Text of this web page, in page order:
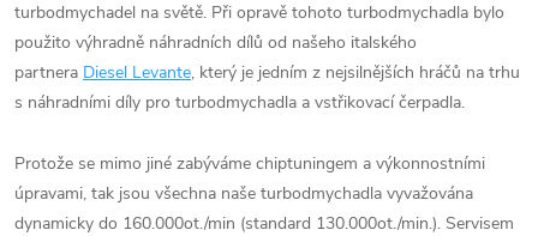
turbodmychadel na světě. Při opravě tohoto turbodmychadla bylo
použito výhradně náhradních dílů od našeho italského
partnera Diesel Levante, který je jedním z nejsilnějších hráčů na trhu
s náhradními díly pro turbodmychadla a vstřikovací čerpadla.
Protože se mimo jiné zabýváme chiptuningem a výkonnostními
úpravami, tak jsou všechna naše turbodmychadla vyvažována
dynamicky do 160.000ot./min (standard 130.000ot./min.). Servisem